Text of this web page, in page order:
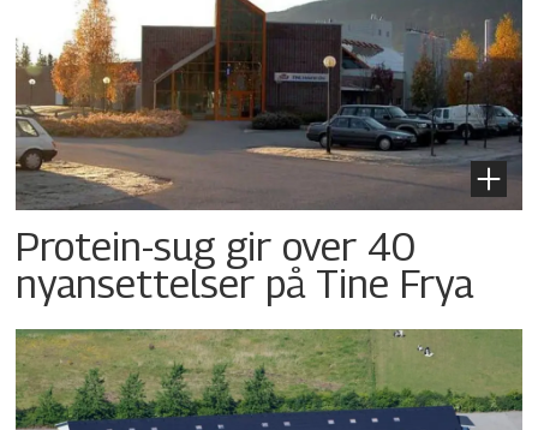
Protein-sug gir over 40
nyansettelser på Tine Frya